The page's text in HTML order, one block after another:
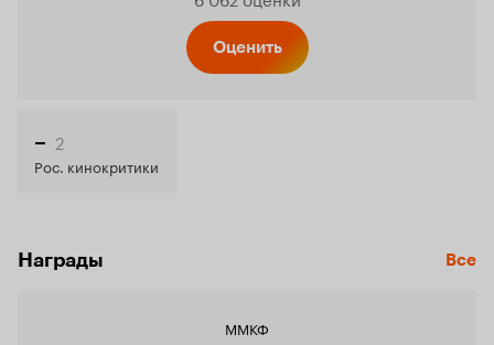
Оценить
– 2
Рос. кинокритики
Награды Все
ММКФ